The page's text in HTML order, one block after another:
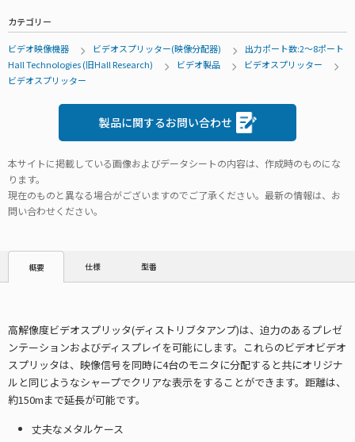
カテゴリー
ビデオ映像機器 ビデオスプリッター(映像分配器)
出力ポート数:2～8ポート
Hall Technologies (旧Hall Research)
ビデオ製品
ビデオスプリッター
ビデオスプリッター
製品に関するお問い合わせ
本サイトに掲載している画像およびデータシートの内容は、作成時のものにな
ります。
現在のものと異なる場合がございますのでご了承ください。最新の情報は、お
問い合わせください。
概要 仕様 型番
高解像度ビデオスプリッタ(ディストリブタアンプ)は、迫力のあるプレゼ
ンテーションおよびディスプレイを可能にします。これらのビデオビデオ
スプリッタは、映像信号を同時に4台のモニタに分配すると共にオリジナ
ルと同じようなシャープでクリアな表示をすることができます。距離は、
約150mまで延長が可能です。
丈夫なメタルケース